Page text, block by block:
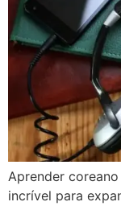
Aprender
incrível para